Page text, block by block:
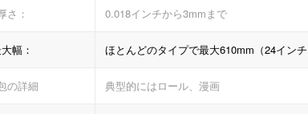
さ： 0.018インチから3mmまで
幅： ほとんどのタイプで最大610mm（24インチ
の詳細 典型的にはロール、漫画